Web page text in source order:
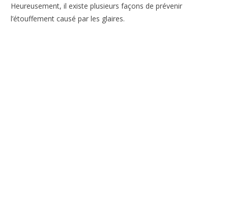
Heureusement, il existe plusieurs façons de prévenir
l’étouffement causé par les glaires.